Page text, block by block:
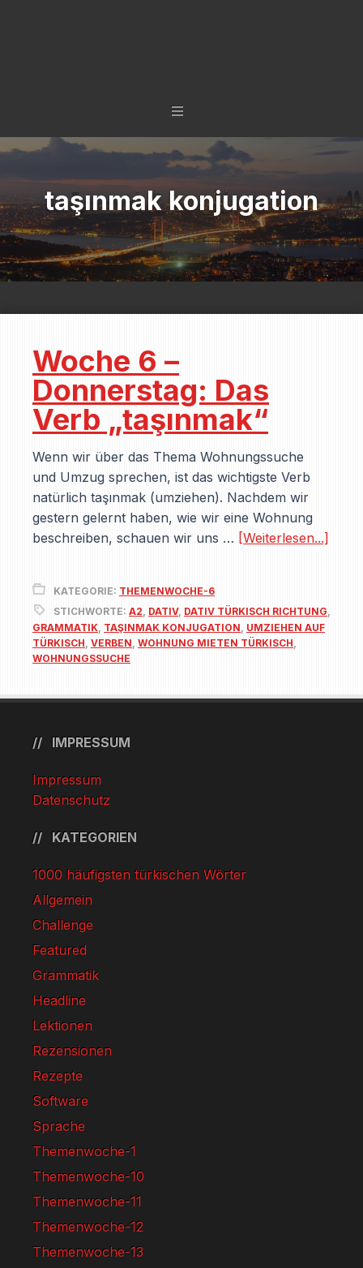
taşınmak konjugation
Woche 6 –
Donnerstag: Das
Verb „taşınmak“
Wenn wir über das Thema Wohnungssuche
und Umzug sprechen, ist das wichtigste Verb
natürlich taşınmak (umziehen). Nachdem wir
gestern gelernt haben, wie wir eine Wohnung
beschreiben, schauen wir uns … [Weiterlesen...]
KATEGORIE: THEMENWOCHE-6
STICHWORTE: A2, DATIV, DATIV TÜRKISCH RICHTUNG,
GRAMMATIK, TAŞINMAK KONJUGATION, UMZIEHEN AUF
TÜRKISCH, VERBEN, WOHNUNG MIETEN TÜRKISCH,
WOHNUNGSSUCHE
IMPRESSUM
Impressum
Datenschutz
KATEGORIEN
1000 häufigsten türkischen Wörter
Allgemein
Challenge
Featured
Grammatik
Headline
Lektionen
Rezensionen
Rezepte
Software
Sprache
Themenwoche-1
Themenwoche-10
Themenwoche-11
Themenwoche-12
Themenwoche-13